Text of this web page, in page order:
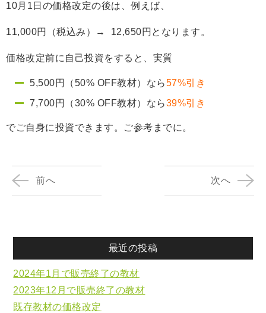
10月1日の価格改定の後は、例えば、
11,000円（税込み）→ 12,650円となります。
価格改定前に自己投資をすると、実質
5,500円（50% OFF教材）なら57%引き
7,700円（30% OFF教材）なら39%引き
でご自身に投資できます。ご参考までに。
前へ 次へ
最近の投稿
2024年1月で販売終了の教材
2023年12月で販売終了の教材
既存教材の価格改定